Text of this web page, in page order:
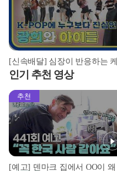
인기 추천 영상
추천